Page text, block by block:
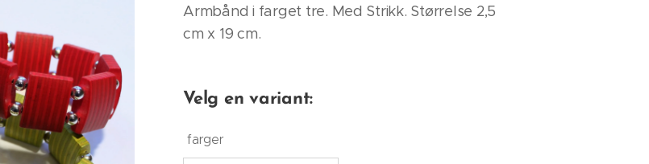
Armbånd i farget tre. Med Strikk. Størrelse 2,5
cm x 19 cm.
Velg en variant:
farger